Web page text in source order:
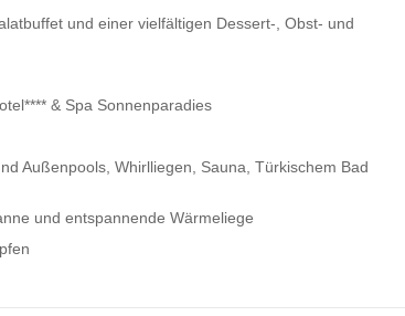
und einer vielfältigen Dessert-, Obst- und
& Spa Sonnenparadies
Außenpools, Whirlliegen, Sauna, Türkischem Bad
und entspannende Wärmeliege